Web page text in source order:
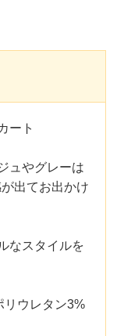
ート
ュやグレーは
出てお出かけ
なスタイルを
リウレタン3%